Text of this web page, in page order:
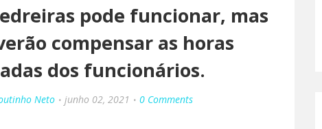
pode funcionar, mas
compensar as horas
dos funcionários.
Neto junho 02, 2021 0 Comments